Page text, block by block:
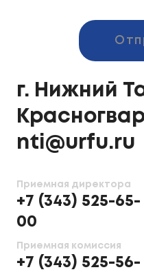
г. Нижний
nti@urfu.ru
Приемная директора
+7 (343) 525-65-
00
Приемная комиссия
+7 (343) 525-56-